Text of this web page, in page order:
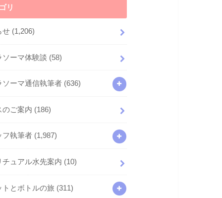
リ
せ (1,206)
ソーマ体験談 (58)
ソーマ通信執筆者 (636)
のご案内 (186)
フ執筆者 (1,987)
チュアル水先案内 (10)
トとボトルの旅 (311)